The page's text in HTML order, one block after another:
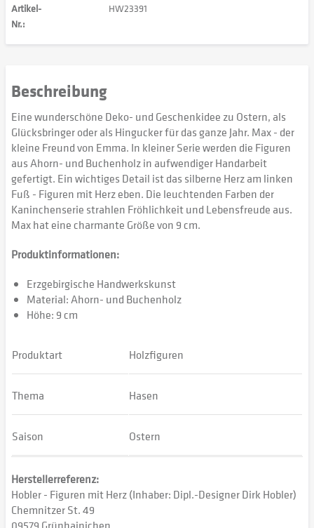
Artikel-
Nr.:
HW23391
Beschreibung
Eine wunderschöne Deko- und Geschenkidee zu Ostern, als
Glücksbringer oder als Hingucker für das ganze Jahr. Max - der
kleine Freund von Emma. In kleiner Serie werden die Figuren
aus Ahorn- und Buchenholz in aufwendiger Handarbeit
gefertigt. Ein wichtiges Detail ist das silberne Herz am linken
Fuß - Figuren mit Herz eben. Die leuchtenden Farben der
Kaninchenserie strahlen Fröhlichkeit und Lebensfreude aus.
Max hat eine charmante Größe von 9 cm.
Produktinformationen:
Erzgebirgische Handwerkskunst
Material: Ahorn- und Buchenholz
Höhe: 9 cm
Produktart Holzfiguren
Thema Hasen
Saison Ostern
Herstellerreferenz:
Hobler - Figuren mit Herz (Inhaber: Dipl.-Designer Dirk Hobler)
Chemnitzer St. 49